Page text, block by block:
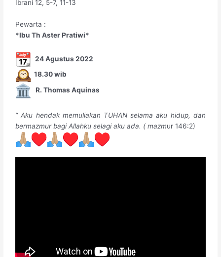
Ibrani 12, 5-7, 11-13
Pewarta :
*Ibu Th Aster Pratiwi*
24 Agustus 2022
18.30 wib
R. Thomas Aquinas
“ Aku hendak memuliakan TUHAN selama aku hidup, dan
bermazmur bagi Allahku selagi aku ada. ( mazmur 146:2)